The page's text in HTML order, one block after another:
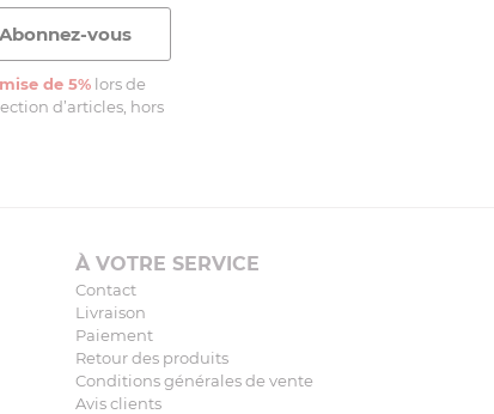
de 5% lors de
d’articles, hors
À VOTRE SERVICE
Contact
Livraison
Paiement
Retour des produits
Conditions générales de vente
Avis clients